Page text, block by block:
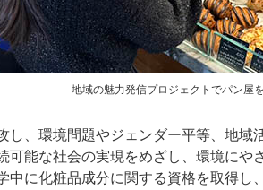
地域の魅力発信プロジェクトでパン屋
し、環境問題やジェンダー平等、地域
可能な社会の実現をめざし、環境にや
中に化粧品成分に関する資格を取得し